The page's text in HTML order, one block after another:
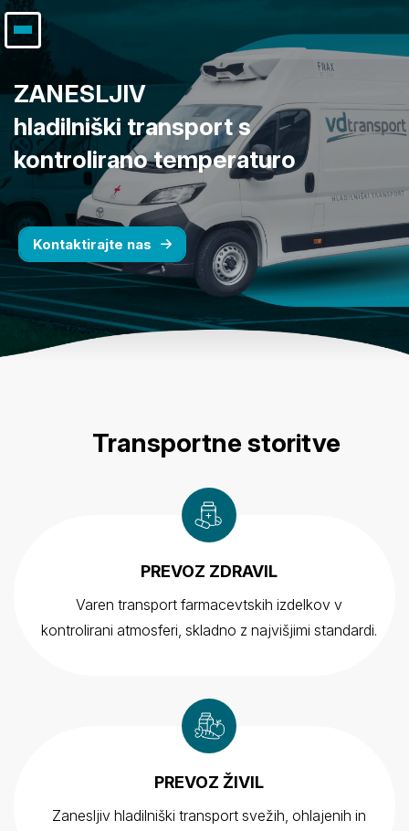
ZANESLJIV
hladilniški transport s
kontrolirano temperaturo
Kontaktirajte nas
Transportne storitve
PREVOZ ZDRAVIL
Varen transport farmacevtskih izdelkov v
kontrolirani atmosferi, skladno z najvišjimi standardi.
PREVOZ ŽIVIL
Zanesljiv hladilniški transport svežih, ohlajenih in